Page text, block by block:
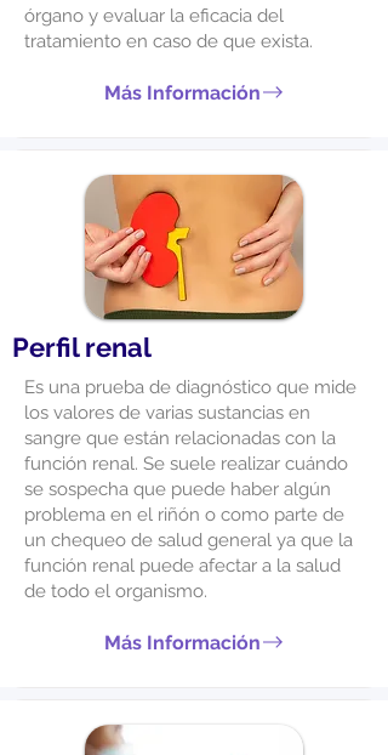
órgano y evaluar la eficacia del
tratamiento en caso de que exista.
Más Información
Perfil renal
Es una prueba de diagnóstico que mide
los valores de varias sustancias en
sangre que están relacionadas con la
función renal. Se suele realizar cuándo
se sospecha que puede haber algún
problema en el riñón o como parte de
un chequeo de salud general ya que la
función renal puede afectar a la salud
de todo el organismo.
Más Información